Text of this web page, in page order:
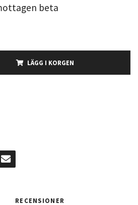
beta
LÄGG I KORGEN
RECENSIONER